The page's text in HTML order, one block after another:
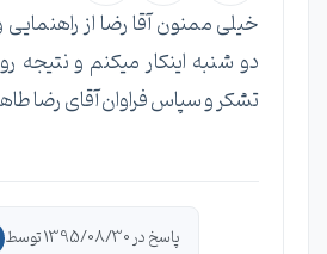
خیلی ممنون آقا رضا از
دو شنبه اینکار میکنم و نتیجه
تشکر و سپاس فراوان آقای رضا
پاسخ در 1395/08/30 توسط